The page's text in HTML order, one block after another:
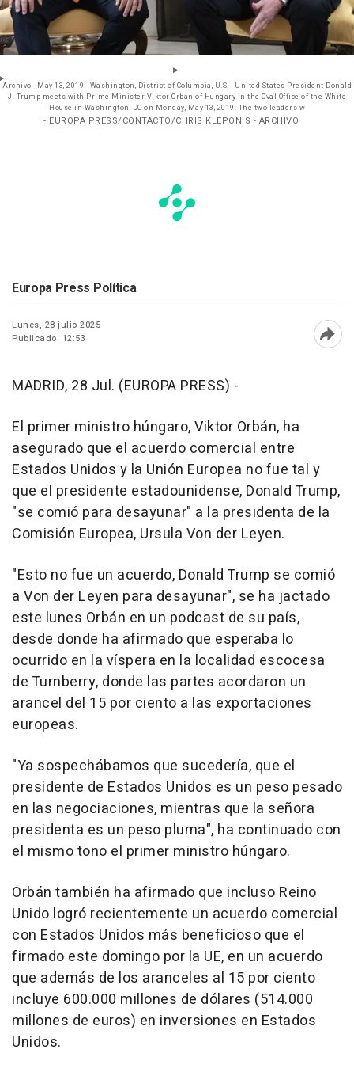
Archivo - May 13, 2019 - Washington, District of Columbia, U.S. - United States President Donald
J. Trump meets with Prime Minister Viktor Orban of Hungary in the Oval Office of the White
House in Washington, DC on Monday, May 13, 2019. The two leaders w
- EUROPA PRESS/CONTACTO/CHRIS KLEPONIS - ARCHIVO
Europa Press Política
Lunes, 28 julio 2025
Publicado: 12:53
MADRID, 28 Jul. (EUROPA PRESS) -
El primer ministro húngaro, Viktor Orbán, ha
asegurado que el acuerdo comercial entre
Estados Unidos y la Unión Europea no fue tal y
que el presidente estadounidense, Donald Trump,
"se comió para desayunar" a la presidenta de la
Comisión Europea, Ursula Von der Leyen.
"Esto no fue un acuerdo, Donald Trump se comió
a Von der Leyen para desayunar", se ha jactado
este lunes Orbán en un podcast de su país,
desde donde ha afirmado que esperaba lo
ocurrido en la víspera en la localidad escocesa
de Turnberry, donde las partes acordaron un
arancel del 15 por ciento a las exportaciones
europeas.
"Ya sospechábamos que sucedería, que el
presidente de Estados Unidos es un peso pesado
en las negociaciones, mientras que la señora
presidenta es un peso pluma", ha continuado con
el mismo tono el primer ministro húngaro.
Orbán también ha afirmado que incluso Reino
Unido logró recientemente un acuerdo comercial
con Estados Unidos más beneficioso que el
firmado este domingo por la UE, en un acuerdo
que además de los aranceles al 15 por ciento
incluye 600.000 millones de dólares (514.000
millones de euros) en inversiones en Estados
Unidos.